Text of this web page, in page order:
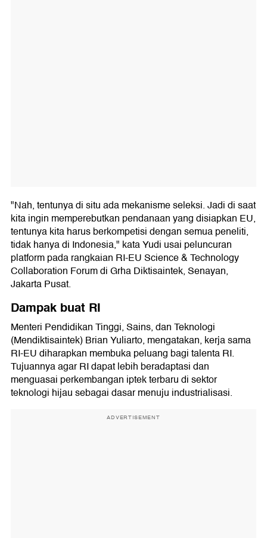
"Nah, tentunya di situ ada mekanisme seleksi. Jadi di saat
kita ingin memperebutkan pendanaan yang disiapkan EU,
tentunya kita harus berkompetisi dengan semua peneliti,
tidak hanya di Indonesia," kata Yudi usai peluncuran
platform pada rangkaian RI-EU Science & Technology
Collaboration Forum di Grha Diktisaintek, Senayan,
Jakarta Pusat.
Dampak buat RI
Menteri Pendidikan Tinggi, Sains, dan Teknologi
(Mendiktisaintek) Brian Yuliarto, mengatakan, kerja sama
RI-EU diharapkan membuka peluang bagi talenta RI.
Tujuannya agar RI dapat lebih beradaptasi dan
menguasai perkembangan iptek terbaru di sektor
teknologi hijau sebagai dasar menuju industrialisasi.
ADVERTISEMENT